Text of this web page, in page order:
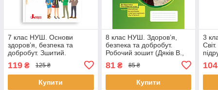
7 клас НУШ. Основи
здоров’я, безпека та
добробут. Зшитий.
Формувальне, поточне та
підсумкове оцінювання
119 ₴ 125 ₴
Купити
8 клас НУШ. Здоров’я,
безпека та добробут.
Робочий зошит (Дяків В.,
О.В., Шиян О.),
81₴ 85 ₴
Купити
3
104